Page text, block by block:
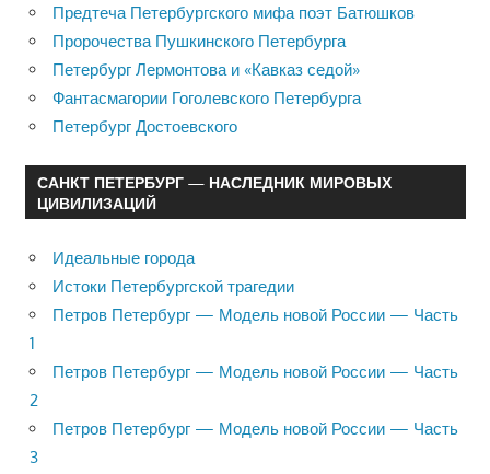
Предтеча Петербургского мифа поэт Батюшков
Пророчества Пушкинского Петербурга
Петербург Лермонтова и «Кавказ седой»
Фантасмагории Гоголевского Петербурга
Петербург Достоевского
САНКТ ПЕТЕРБУРГ — НАСЛЕДНИК МИРОВЫХ
ЦИВИЛИЗАЦИЙ
Идеальные города
Истоки Петербургской трагедии
Петров Петербург — Модель новой России — Часть
1
Петров Петербург — Модель новой России — Часть
2
Петров Петербург — Модель новой России — Часть
3